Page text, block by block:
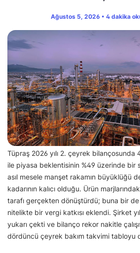
Ağustos 5, 2026 • 4 dakika
Tüpraş 2026 yılı 2. çeyrek bilançosunda
ile piyasa beklentisinin %49 üzerinde bir
asıl mesele manşet rakamın büyüklüğü
kadarının kalıcı olduğu. Ürün
tarafı gerçekten dönüştürdü; buna bir
nitelikte bir vergi katkısı eklendi. Şirket
yukarı çekti ve bilanço rekor nakitle
dördüncü çeyrek bakım takvimi tabloyu